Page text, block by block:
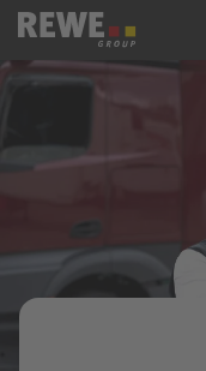
Zum Inhalt springen